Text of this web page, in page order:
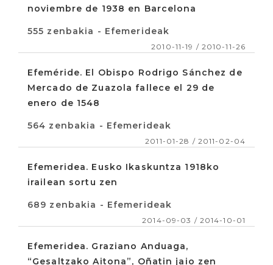
noviembre de 1938 en Barcelona
555 zenbakia - Efemerideak
2010-11-19 / 2010-11-26
Efeméride. El Obispo Rodrigo Sánchez de
Mercado de Zuazola fallece el 29 de
enero de 1548
564 zenbakia - Efemerideak
2011-01-28 / 2011-02-04
Efemeridea. Eusko Ikaskuntza 1918ko
irailean sortu zen
689 zenbakia - Efemerideak
2014-09-03 / 2014-10-01
Efemeridea. Graziano Anduaga,
“Gesaltzako Aitona”, Oñatin jaio zen